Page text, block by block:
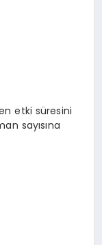
etki süresini
sayısına